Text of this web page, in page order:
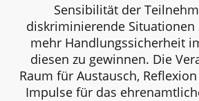
Sensibilität der
diskriminierende Situationen
mehr Handlungssicherheit
diesen zu gewinnen. Die
Raum für Austausch,
Impulse für das